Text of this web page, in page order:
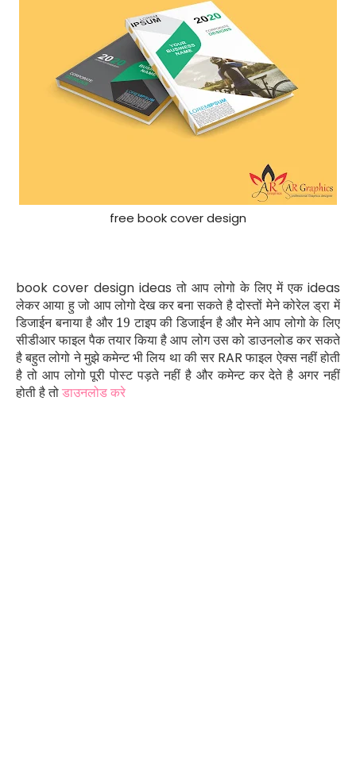
free book cover design
book cover design ideas तो आप लोगो के लिए में एक ideas
लेकर आया हु जो आप लोगो देख कर बना सकते है दोस्तों मेने कोरेल ड्रा में
डिजाईन बनाया है और 19 टाइप की डिजाईन है और मेने आप लोगो के लिए
सीडीआर फाइल पैक तयार किया है आप लोग उस को डाउनलोड कर सकते
है बहुत लोगो ने मुझे कमेन्ट भी लिय था की सर RARफाइल ऐक्स नहीं होती
है तो आप लोगो पूरी पोस्ट पड़ते नहीं है और कमेन्ट कर देते है अगर नहीं
होती है तोडाउनलोड करे